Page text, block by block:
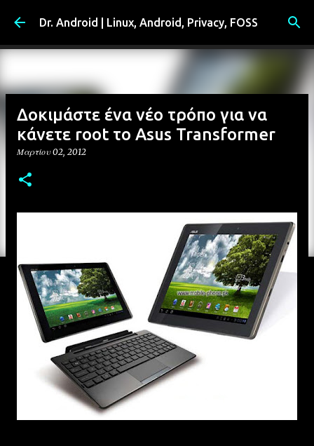
Μετάβαση στο κύριο περιεχόμενο
Dr. Android | Linux, Android, Privacy, FOSS
Δοκιμάστε ένα νέο τρόπο για να
κάνετε root το Asus Transformer
Μαρτίου 02, 2012